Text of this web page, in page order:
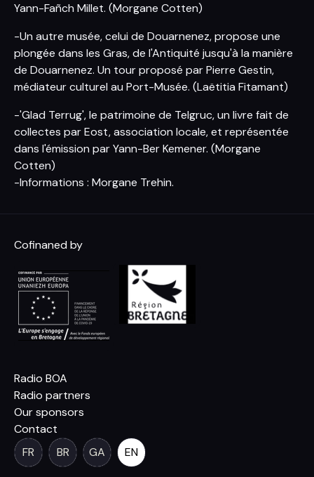
Yann-Fañch Millet. (Morgane Cotten)
-Un autre musée, celui de Douarnenez, propose une
plongée dans les Gras, de l'Antiquité jusqu'à la manière
de Douarnenez. Un tour proposé par Pierre Gestin,
médiateur culturel au Port-Musée. (Laëtitia Fitamant)
-'Glad Terrug', le patrimoine de Telgruc, un livre fait de
collectes par Eost, association locale, et représentée
dans l'émission par Yann-Ber Kemener. (Morgane
Cotten)
-Informations : Morgane Trehin.
Cofinaned by
Radio BOA
Radio partners
Our sponsors
Contact
FR
BR GA EN